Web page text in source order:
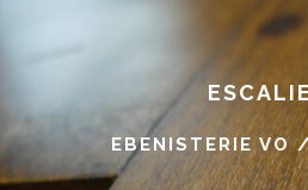
EBENISTERIE VO